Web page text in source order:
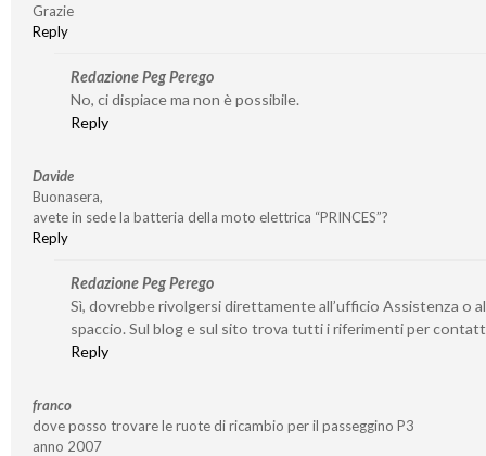
Grazie
Reply
Redazione Peg Perego
No, ci dispiace ma non è possibile.
Reply
Davide
Buonasera,
avete in sede la batteria della moto elettrica “PRINCES”?
Reply
Redazione Peg Perego
Sì, dovrebbe rivolgersi direttamente all’ufficio Assistenza o
spaccio. Sul blog e sul sito trova tutti i riferimenti per
Reply
franco
dove posso trovare le ruote di ricambio per il passeggino P3
anno 2007